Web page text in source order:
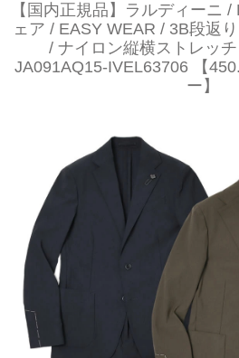
【国内正規品】ラルディーニ
ェア / EASY WEAR / 3B段返
/ ナイロン縦横ストレッ
JA091AQ15-IVEL63706 【
ー】